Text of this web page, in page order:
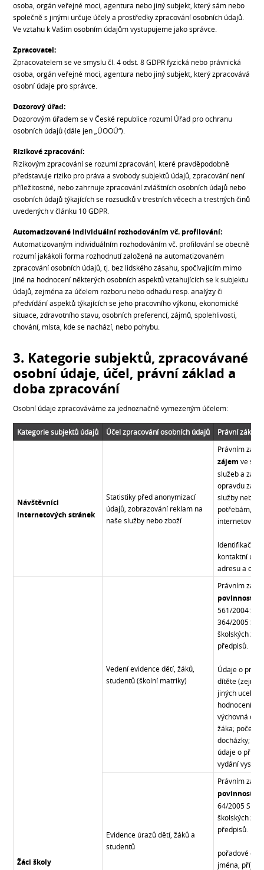
osoba, orgán veřejné moci, agentura nebo jiný subjekt, který sám nebo
společně s jinými určuje účely a prostředky zpracování osobních údajů.
Ve vztahu k Vašim osobním údajům vystupujeme jako správce.
Zpracovatel:
Zpracovatelem se ve smyslu čl. 4 odst. 8 GDPR fyzická nebo právnická
osoba, orgán veřejné moci, agentura nebo jiný subjekt, který zpracovává
osobní údaje pro správce.
Dozorový úřad:
Dozorovým úřadem se v České republice rozumí Úřad pro ochranu
osobních údajů (dále jen „ÚOOÚ“).
Rizikové zpracování:
Rizikovým zpracování se rozumí zpracování, které pravděpodobně
představuje riziko pro práva a svobody subjektů údajů, zpracování není
příležitostné, nebo zahrnuje zpracování zvláštních osobních údajů nebo
osobních údajů týkajících se rozsudků v trestních věcech a trestných činů
uvedených v článku 10 GDPR.
Automatizované individuální rozhodováním vč. profilování:
Automatizovaným individuálním rozhodováním vč. profilování se obecně
rozumí jakákoli forma rozhodnutí založená na automatizovaném
zpracování osobních údajů, tj. bez lidského zásahu, spočívajícím mimo
jiné na hodnocení některých osobních aspektů vztahujících se k subjektu
údajů, zejména za účelem rozboru nebo odhadu resp. analýzy či
předvídání aspektů týkajících se jeho pracovního výkonu, ekonomické
situace, zdravotního stavu, osobních preferencí, zájmů, spolehlivosti,
chování, místa, kde se nachází, nebo pohybu.
3. Kategorie subjektů, zpracovávané
osobní údaje, účel, právní základ a
doba zpracování
Osobní údaje zpracováváme za jednoznačně vymezeným účelem:
Kategorie subjektů údajů Účel zpracování osobních údajů Právní
Návštěvníci
internetových stránek
Statistiky před anonymizací
údajů, zobrazování reklam na
naše služby nebo zboží
Právním
zájem ve
služeb a
opravdu
služby nebo
potřebám, na
internetové
Identifikační
kontaktní
adresu a
Žáci školy
Vedení evidence dětí, žáků,
studentů (školní matriky)
Právním
povinnosti
561/2004
364/2005
školských
předpisů.
Údaje o
dítěte
jiných
hodnocení
výchovná
žáka; počet
docházky;
údaje o
vydání
Evidence úrazů dětí, žáků a
studentů
Právním
povinnosti
64/2005 Sb.,
školských
předpisů.
pořadové
jména,